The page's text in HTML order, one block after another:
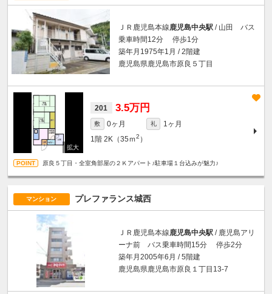
ＪＲ鹿児島本線鹿児島中央駅 / 山田 バス
乗車時間12分 停歩1分
築年月1975年1月 / 2階建
鹿児島県鹿児島市原良５丁目
201 3.5万円
敷 0ヶ月 礼
1ヶ月
1階 2K（35ｍ2 ）
原良５丁目・全室角部屋の２Ｋアパート♪駐車場１台込みが魅力♪
マンション プレファランス城西
ＪＲ鹿児島本線鹿児島中央駅 / 鹿児島アリ
ーナ前 バス乗車時間15分 停歩2分
築年月2005年6月 / 5階建
鹿児島県鹿児島市原良１丁目13-7